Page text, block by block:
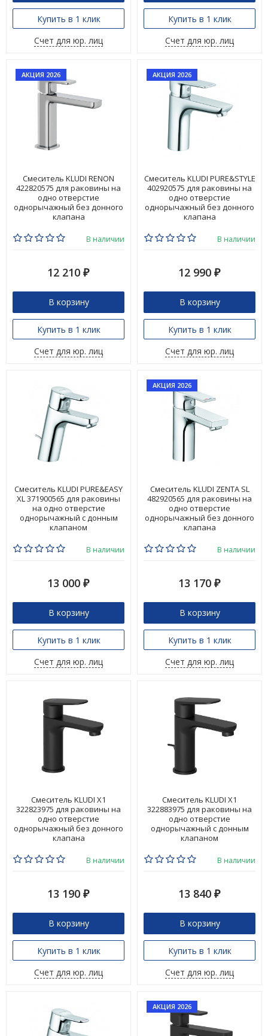
Купить в 1 клик
Счет для юр. лиц
Купить в 1 клик
Счет для юр. лиц
АКЦИЯ 2026
Смеситель KLUDI RENON
422820575 для раковины на
одно отверстие
однорычажный без донного
клапана
В наличии
12 210 ₽
В корзину
Купить в 1 клик
Счет для юр. лиц
АКЦИЯ 2026
Смеситель KLUDI PURE&STYLE
402920575 для раковины на
одно отверстие
однорычажный без донного
клапана
В наличии
12 990 ₽
В корзину
Купить в 1 клик
Счет для юр. лиц
Смеситель KLUDI PURE&EASY
XL 371900565 для раковины
на одно отверстие
однорычажный с донным
клапаном
В наличии
13 000 ₽
В корзину
Купить в 1 клик
Счет для юр. лиц
АКЦИЯ 2026
Смеситель KLUDI ZENTA SL
482920565 для раковины на
одно отверстие
однорычажный без донного
клапана
В наличии
13 170 ₽
В корзину
Купить в 1 клик
Счет для юр. лиц
Смеситель KLUDI X1
322823975 для раковины на
одно отверстие
однорычажный без донного
клапана
В наличии
13 190 ₽
В корзину
Купить в 1 клик
Счет для юр. лиц
Смеситель KLUDI X1
322883975 для раковины на
одно отверстие
однорычажный с донным
клапаном
В наличии
13 840 ₽
В корзину
Купить в 1 клик
Счет для юр. лиц
АКЦИЯ 2026